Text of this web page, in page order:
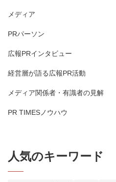
メディア
PRパーソン
広報PRインタビュー
経営層が語る広報PR活動
メディア関係者・有識者の見解
PR TIMESノウハウ
人気のキーワード